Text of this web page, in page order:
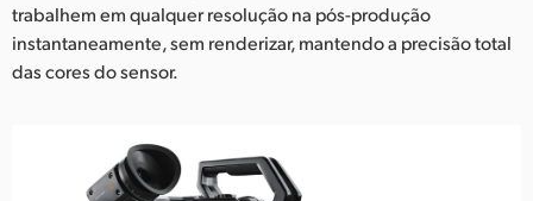
trabalhem em qualquer resolução na pós-produção
instantaneamente, sem renderizar, mantendo a precisão total
das cores do sensor.